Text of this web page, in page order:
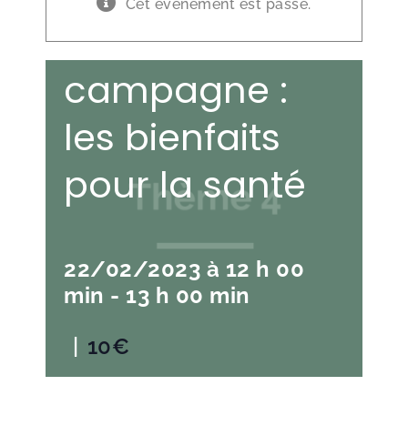
Cet évènement est passé.
Vivre à la
campagne :
les bienfaits
pour la santé
22/02/2023 à 12 h 00
min - 13 h 00 min
10€